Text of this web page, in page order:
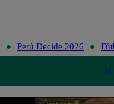
Perú Decide 2026